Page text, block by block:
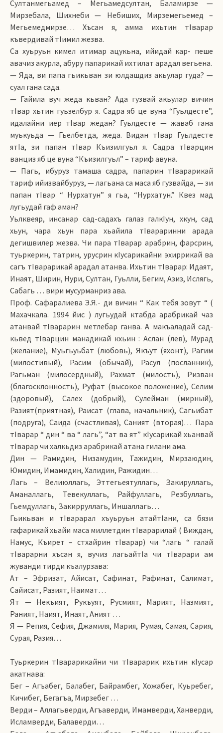
Султанмегьамед – Мегьамедсултан, Баламирзе —
Мирзебала, Шихнеби — Небиших, Мирземегьемед –
Мегьемедмирзе… Хъсан я, амма ихьтин тIварар
къвердивай тIимил жезва.
Са хуьруьн кимел итимар ацукьна, ийидай кар- пеше
авачиз акурла, абуру папарикай ихтилат арадал вегьена.
— Яда, ви папа гьикьван зи юлдашдиз акьулар гуда? —
cуал гана сада.
— Гайила вуч жеда кьван? Ада гузвай акьулар вичин
тIвар хьтин гуьзелбур я. Садра яб це вуна “Гуьлдесте”,
идалайни иер тIвар жедан? Гуьлдесте — жаваб гана
муькуьда — Гьелбетда, жеда. Видан тIвар Гуьлдесте
ятIа, зи папан тIвар Къизилгуьл я. Садра тIварцин
ванциз яб це вуна “Къизилгуьл” – тариф авуна.
— Пагь, ибуруз тамаша садра, папарин тIварарикай
тариф ийизвайбуруз, — лагьана са маса яб гузвайда, — зи
папан тIвар “ Нурхатун” я гьа, “Нурхатун.” Квез мад
лугьудай гаф аман?
Уьлквеяр, инсанар сад-садахъ галаз галкIун, хкун, сад
хьун, чара хьун пара хьайила тIвараринни арада
дегишвилер жезва. Чи пара тIварар арабрин, фарсрин,
туьркерин, татрин, урусрин кIусарикайни эхиррикай ва
сагъ тIварарикай арадал атанва. Ихьтин тIварар: Идаят,
Инаят, Ширин, Нури, Султан, Гуьлли, Бегим, Азиз, Ислягь,
Сабагь … вири мусурманриз ава.
Проф. Сафаралиева Э.Я.- ди вичин “ Как тебя зовут “ (
Махачкала. 1994 йис ) лугьудай ктабда арабрикай чаз
атанвай тIварарин метлебар ганва. А макъаладай сад-
кьвед тIварцин манадикай кхьин : Аслан (лев), Мурад
(желание), Муьгьуьбат (любовь), Якъут (яхонт), Рагим
(милостивый), Расим (обычай), Расул (посланник),
Рагьман (милосердный), Рахмат (милость), Ризван
(благосклонность), Руфат (высокое положение), Селим
(здоровый), Салех (добрый), Сулейман (мирный),
Разият(приятная), Раисат (глава, начальник), Сагьибат
(подруга), Саида (счастливая), Саният (вторая)… Пара
тIварар “ дин “ ва “ лагь”, “ат ва ят” кIусарикай хьанвай
тIварар чи халкьдиз арабрикай атана гилани ама.
Дин — Рамидин, Низамудин, Тажидин, Мирзаюдин,
Юмидин, Имамидин, Халидин, Ражидин…
Лагь – Велиюллагь, Эттегьеятуллагь, Закируллагь,
Аманаллагь, Тевекуллагь, Райфуллагь, Резбуллагь,
Гьемдуллагь, Закирруллагь, Иншаллагь…
Гьикьван и тIварарал хъуьруьн атайтIани, са бязи
гафарикай хьайи маса миллетдин тIварарилай ( Виждан,
Намус, Къирет – стхайрин тIварар) чи “лагь “ галай
тIварарни хъсан я, вучиз лагьайтIа чи тIварари ам
жуванди тирди къалурзава:
Ат – Эфризат, Айисат, Сафинат, Рафинат, Салимат,
Сайисат, Разият, Наимат…
Ят — Некъият, Рукъуят, Русмият, Марият, Назмият,
Раният, Наият, Инаят, Аният …
Я — Репия, Сефия, Джамиля, Мария, Румая, Самая, Сария,
Сурая, Разия…
Туьркерин тIварарикайни чи тIварарик ихьтин кIусар
акатнава:
Бег – Агъабег, Балабег, Байрамбег, Хожабег, Куьребег,
Кичибег, Бегагъа, Мирзебег …
Верди – Аллагьверди, Агъаверди, Имамверди, Ханверди,
Исламверди, Балаверди…